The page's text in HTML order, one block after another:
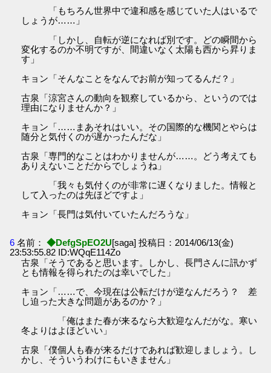
「もちろん世界中で違和感を感じていた人はいるで
しょうが……」
「しかし、自転が逆になれば別です。どの瞬間から
変化するのか不明ですが、間違いなく太陽も西から昇りま
す」
キョン「そんなことをなんでお前が知ってるんだ？」
古泉「涼宮さんの動向を観察しているから、というのでは
理由になりませんか？」
キョン「……まあそれはいい。その国際的な機関とやらは
随分と気付くのが遅かったんだな」
古泉「専門的なことはわかりませんが……。どう考えても
ありえないことだからでしょうね」
「我々も気付くのが非常に遅くなりました。情報と
して入ったのは先ほどですよ」
キョン「長門は気付いていたんだろうな」
6 名前： ◆DefgSpEO2U[saga] 投稿日：2014/06/13(金)
23:53:55.82 ID:WQqE114Zo
古泉「そうであると思います。しかし、長門さんに訊かず
とも情報を得られたのは幸いでした」
キョン「……で、今現在は公転だけが逆なんだろう？ 差
し迫った大きな問題があるのか？」
「俺はまた春が来るなら大歓迎なんだがな。寒い
冬よりはよほどいい」
古泉「僕個人も春が来るだけであれば歓迎しましょう。し
かし、そういうわけにもいきません」